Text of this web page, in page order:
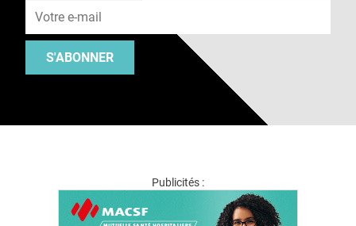
S'ABONNER
Publicités :